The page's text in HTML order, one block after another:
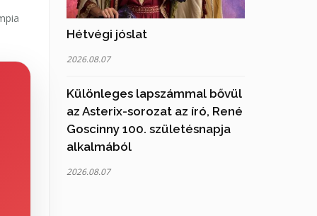
Hétvégi jóslat
2026.08.07
Különleges lapszámmal bővül
az Asterix-sorozat az író, René
Goscinny 100. születésnapja
alkalmából
2026.08.07